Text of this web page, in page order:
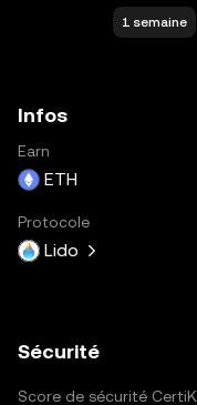
1 semaine
Infos
Earn
ETH
Protocole
Lido
Sécurité
Score de sécurité CertiK